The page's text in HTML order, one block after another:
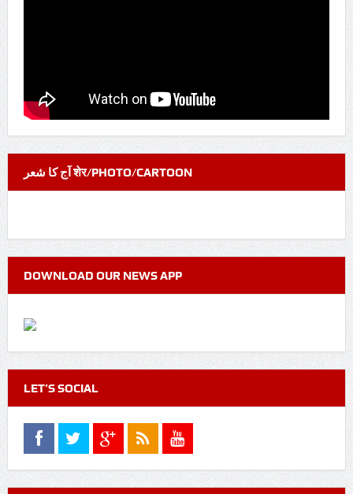
آج کا شعر शेर/PHOTO/CARTOON
DOWNLOAD OUR NEWS APP
LET’S SOCIAL